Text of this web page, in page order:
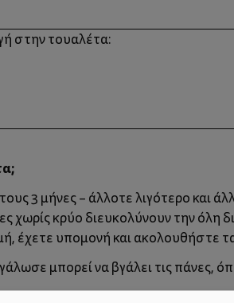
στην τουαλέτα:
3 μήνες – άλλοτε λιγότερο και
χωρίς κρύο διευκολύνουν την όλη
έχετε υπομονή και ακολουθήστε
μπορεί να βγάλει τις πάνες,